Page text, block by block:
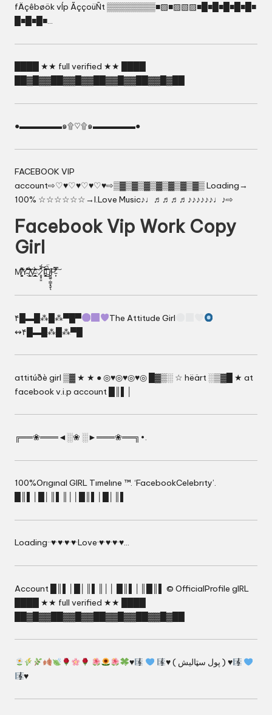
fÄçêbøök vÍp ÃççoüÑt ▒▒▒▒▒▒▒▒■▨■▨▧▨■█■█■█■█■█■
█■█■█■…
████ ★★ full verified ★★ ████
██▓█▓▓██▓▓█▓▓██▓▓█▓▓██▓▓█▓██
●▬▬▬▬▬๑۩♡۩๑▬▬▬▬▬●
FACEBOOK VIP
account⇨♡♥♡♥♡♥♡♥⇨▒▓▒▓▒▓▒▓▒▓▒▓▒▓▒ Loading→
100% ☆☆☆☆☆☆→I.Love Music♪♩♬♬♬♬♪♪♪♪♪♪♩♪⇨
Facebook Vip Work Copy
Girl
M̸̭̖̝̯̯͓̞̬̬͌̃̾͆Y̵͗̾͋̈̄͛͜͝ ̸̛̙͙̘͗̐́͊̄͐͝V̵̬̘͓̲͉̹̍́͂̈͛̈͘̕͘͝♡̷̻͓͈̓͒̈́͝I̵̛̛͓̫̘̘̹̳͐̇͊͂̈́̀͜͝♡̸͍͖̱̣͇̝͉̬̏̀̈ͅP̵̛̜͕̿͑̇̀̍͒͠
۴█▬█⁂█⁂▀█▀
The Attitude Girl
↭۴█▬█⁂█⁂▀█
attitúðè girl ▒▓ ★ ★ ● ◎♥◎♥◎♥◎ █▓▒░ ☆ hëärt ░▒▓█ ★ at
facebook v.i.p account █║▌│
╔══❀═══◄░❀ ░►═══❀══╗•.
100%Orıgınal GIRL Tımelıne ™. ‘FacebookCelebrıty’.
Loading··♥·♥·♥·♥·Love·♥·♥·♥·♥…
Account █║▌│█│║▌║││ █║▌│║█║▌ © OfficialProfile gIRL
████ ★★ full verified ★★ ████
██▓█▓▓██▓▓█▓▓██▓▓█▓▓██▓▓█▓██
♥
♥ ( پول سټالیش ) ♥
♥